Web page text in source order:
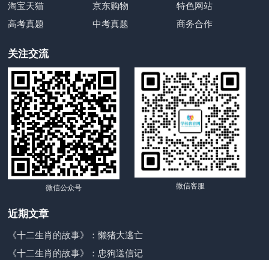
淘宝天猫
京东购物
特色网站
高考真题
中考真题 商务合作
关注交流
微信公众号 微信客服
近期文章
《十二生肖的故事》：懒猪大逃亡
《十二生肖的故事》：忠狗送信记